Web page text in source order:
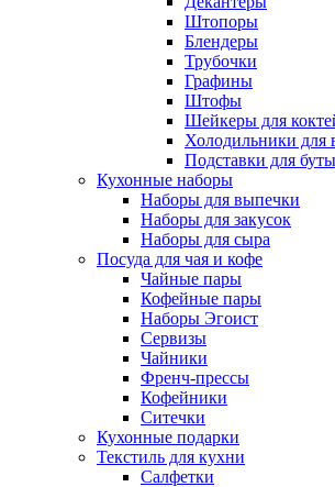
Штопоры
Блендеры
Трубочки
Графины
Штофы
Шейкеры для
Холодильники для
Подставки для
Кухонные наборы
Наборы для выпечки
Наборы для закусок
Наборы для сыра
Посуда для чая и кофе
Чайные пары
Кофейные пары
Наборы Эгоист
Сервизы
Чайники
Френч-прессы
Кофейники
Ситечки
Кухонные подарки
Текстиль для кухни
Салфетки